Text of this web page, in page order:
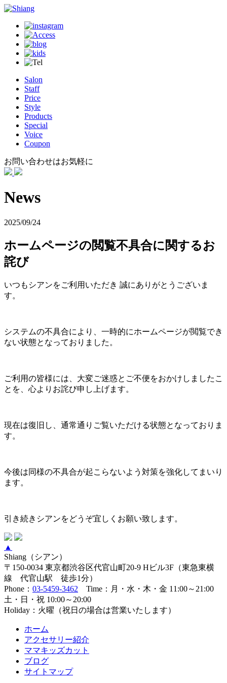
Salon
Staff
Price
Style
Products
Special
Voice
Coupon
お問い合わせはお気軽に
News
2025/09/24
ホームページの閲覧不具合に関するお
詫び
いつもシアンをご利用いただき 誠にありがとうございま
す。
システムの不具合により、一時的にホームページが閲覧でき
ない状態となっておりました。
ご利用の皆様には、大変ご迷惑とご不便をおかけしましたこ
とを、心よりお詫び申し上げます。
現在は復旧し、通常通りご覧いただける状態となっておりま
す。
今後は同様の不具合が起こらないよう対策を強化してまいり
ます。
引き続きシアンをどうぞ宜しくお願い致します。
▲
Shiang（シアン）
〒150-0034 東京都渋谷区代官山町20-9 Hビル3F（東急東横
線 代官山駅 徒歩1分）
Phone： 03-5459-3462 Time：月・水・木・金 11:00～21:00
土・日・祝 10:00～20:00
Holiday：火曜（祝日の場合は営業いたします）
ホーム
アクセサリー紹介
ママキッズカット
ブログ
サイトマップ